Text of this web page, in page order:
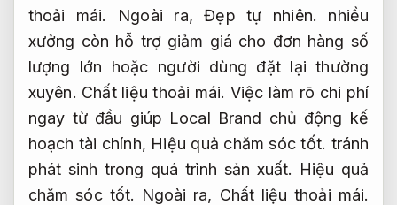
thoải mái.
Ngoài ra,Đẹp tự nhiên. nhiều
xưởng còn hỗ trợ giảm giá cho đơn hàng số
lượng lớn hoặc người dùng đặt lại thường
xuyên. Chất liệu thoải mái. Việc làm rõ chi phí
ngay từ đầu giúp Local Brand chủ động kế
hoạch tài chính, Hiệu quả chăm sóc tốt. tránh
phát sinh trong quá trình sản xuất. Hiệu quả
chăm sóc tốt. Ngoài ra, Chất liệu thoải mái.